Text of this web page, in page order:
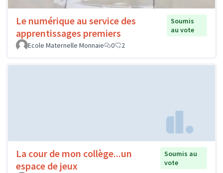
Le numérique au service des
apprentissages premiers
Soumis
au vote
Ecole Maternelle Monnaie
0 2
La cour de mon collège...un
espace de jeux
Soumis au
vote